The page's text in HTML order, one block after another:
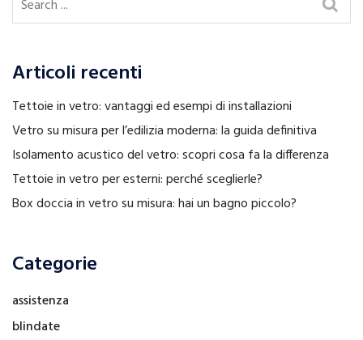
Articoli recenti
Tettoie in vetro: vantaggi ed esempi di installazioni
Vetro su misura per l’edilizia moderna: la guida definitiva
Isolamento acustico del vetro: scopri cosa fa la differenza
Tettoie in vetro per esterni: perché sceglierle?
Box doccia in vetro su misura: hai un bagno piccolo?
Categorie
assistenza
blindate